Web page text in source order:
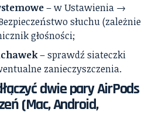
– w Ustawienia →
słuchu (zależnie
głośności;
– sprawdź siateczki
zanieczyszczenia.
dwie pary AirPods
(Mac, Android,